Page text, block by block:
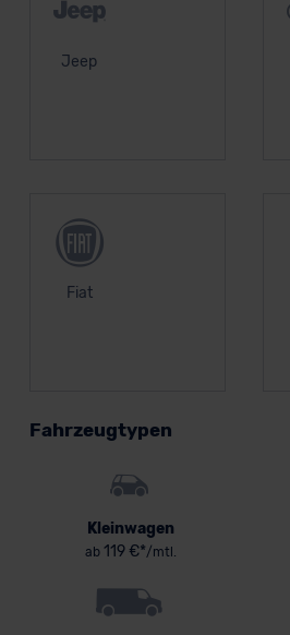
Jeep
Fiat
Fahrzeugtypen
Kleinwagen
ab 119 €*/mtl.